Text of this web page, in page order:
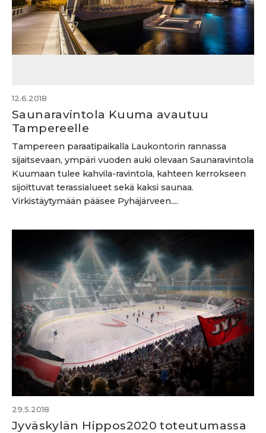
12.6.2018
Saunaravintola Kuuma avautuu
Tampereelle
Tampereen paraatipaikalla Laukontorin rannassa
sijaitsevaan, ympäri vuoden auki olevaan Saunaravintola
Kuumaan tulee kahvila-ravintola, kahteen kerrokseen
sijoittuvat terassialueet sekä kaksi saunaa.
Virkistäytymään pääsee Pyhäjärveen....
29.5.2018
Jyväskylän Hippos2020 toteutumassa